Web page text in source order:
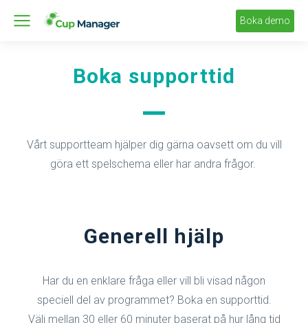
Boka demo
Boka supporttid
Vårt supportteam hjälper dig gärna oavsett om du vill
göra ett spelschema eller har andra frågor.
Generell hjälp
Har du en enklare fråga eller vill bli visad någon
speciell del av programmet? Boka en supporttid.
Välj mellan 30 eller 60 minuter baserat på hur lång tid